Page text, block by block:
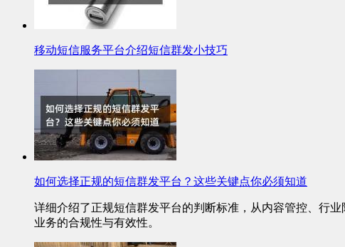
移动短信服务平台介绍短信群发小技巧
如何选择正规的短信群发平台？这些关键点你必须知道
详细介绍了正规短信群发平台的判断标准，从内容管控、行
业务的合规性与有效性。